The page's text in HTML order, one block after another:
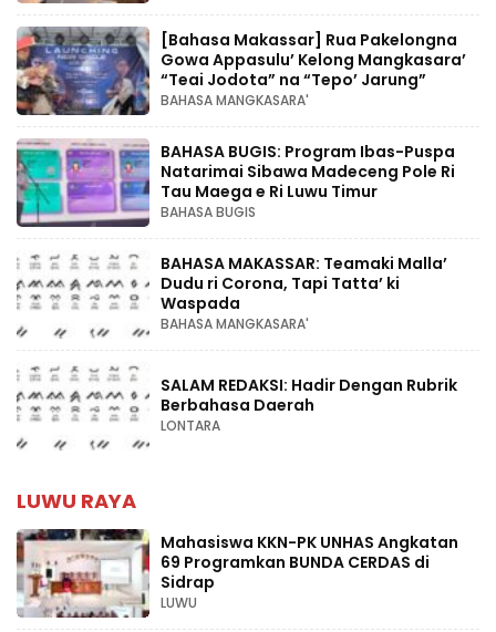
[Bahasa Makassar] Rua Pakelongna
Gowa Appasulu’ Kelong Mangkasara’
“Teai Jodota” na “Tepo’ Jarung”
BAHASA MANGKASARA'
BAHASA BUGIS: Program Ibas-Puspa
Natarimai Sibawa Madeceng Pole Ri
Tau Maega e Ri Luwu Timur
BAHASA BUGIS
BAHASA MAKASSAR: Teamaki Malla’
Dudu ri Corona, Tapi Tatta’ ki
Waspada
BAHASA MANGKASARA'
SALAM REDAKSI: Hadir Dengan Rubrik
Berbahasa Daerah
LONTARA
LUWU RAYA
Mahasiswa KKN-PK UNHAS Angkatan
69 Programkan BUNDA CERDAS di
Sidrap
LUWU